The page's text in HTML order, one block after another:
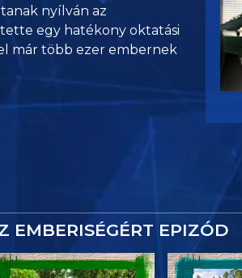
nyílván az
egy hatékony oktatási
már több ezer embernek
EMBERISÉGÉRT EPIZÓD